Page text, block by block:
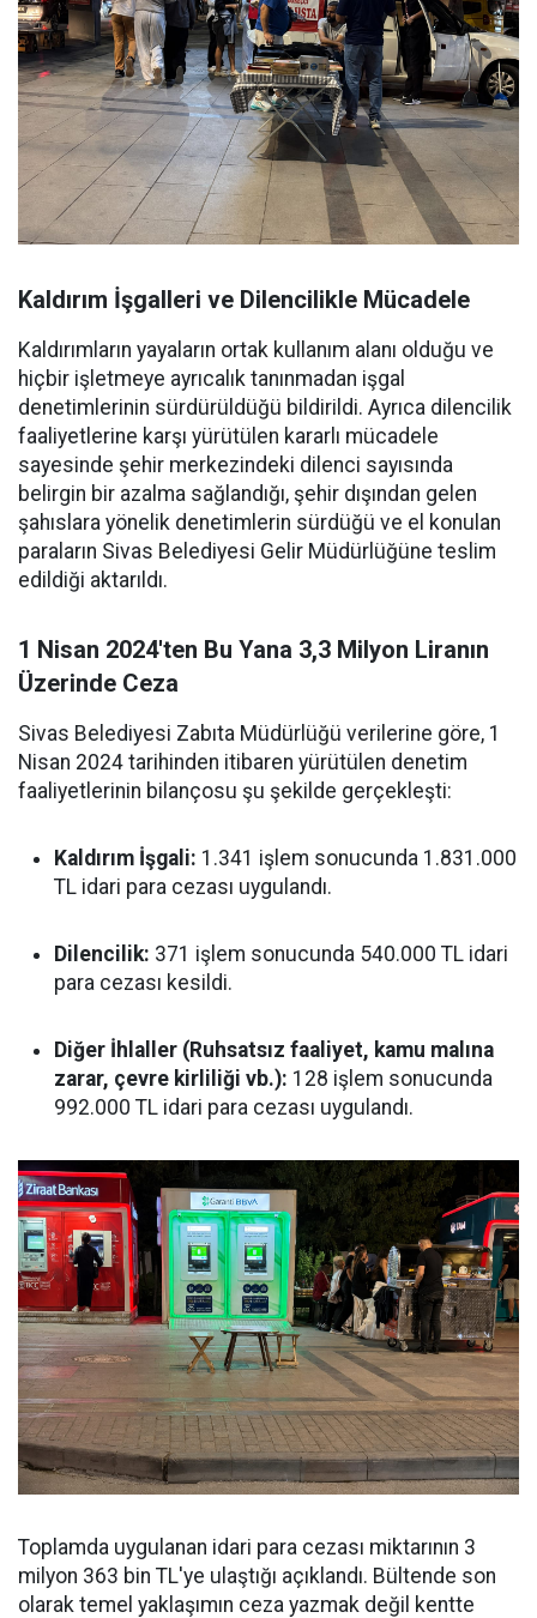
Kaldırım İşgalleri ve Dilencilikle Mücadele
Kaldırımların yayaların ortak kullanım alanı olduğu ve
hiçbir işletmeye ayrıcalık tanınmadan işgal
denetimlerinin sürdürüldüğü bildirildi. Ayrıca dilencilik
faaliyetlerine karşı yürütülen kararlı mücadele
sayesinde şehir merkezindeki dilenci sayısında
belirgin bir azalma sağlandığı, şehir dışından gelen
şahıslara yönelik denetimlerin sürdüğü ve el konulan
paraların Sivas Belediyesi Gelir Müdürlüğüne teslim
edildiği aktarıldı.
1 Nisan 2024'ten Bu Yana 3,3 Milyon Liranın
Üzerinde Ceza
Sivas Belediyesi Zabıta Müdürlüğü verilerine göre, 1
Nisan 2024 tarihinden itibaren yürütülen denetim
faaliyetlerinin bilançosu şu şekilde gerçekleşti:
Kaldırım İşgali: 1.341 işlem sonucunda 1.831.000
TL idari para cezası uygulandı.
Dilencilik: 371 işlem sonucunda 540.000 TL idari
para cezası kesildi.
Diğer İhlaller (Ruhsatsız faaliyet, kamu malına
zarar, çevre kirliliği vb.): 128 işlem sonucunda
992.000 TL idari para cezası uygulandı.
Toplamda uygulanan idari para cezası miktarının 3
milyon 363 bin TL'ye ulaştığı açıklandı. Bültende son
olarak temel yaklaşımın ceza yazmak değil kentte